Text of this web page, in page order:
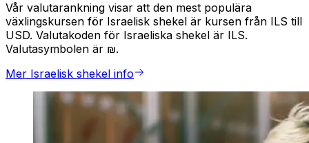
Vår valutarankning visar att den mest populära
växlingskursen för Israelisk shekel är kursen från ILS till
USD. Valutakoden för Israeliska shekel är ILS.
Valutasymbolen är ₪.
Mer Israelisk shekel info